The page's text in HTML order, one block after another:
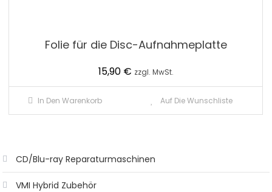
Folie für die Disc-Aufnahmeplatte
15,90 € zzgl. MwSt.
In Den Warenkorb Auf Die Wunschliste
CD/Blu-ray Reparaturmaschinen
VMI Hybrid Zubehör